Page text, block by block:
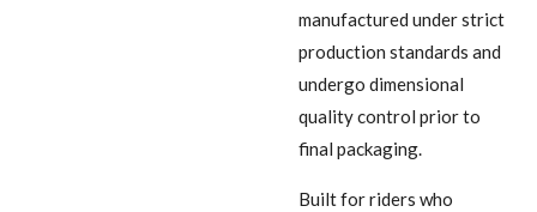
manufactured under strict
production standards and
undergo dimensional
quality control prior to
final packaging.
Built for riders who